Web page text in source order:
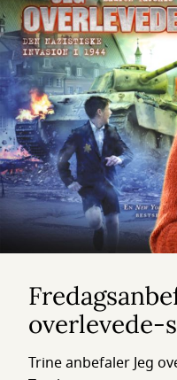
overlevede-
Trine anbefaler Jeg